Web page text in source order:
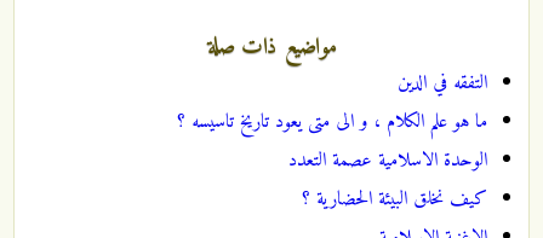
مواضيع ذات صلة
التفقه في الدين
ما هو علم الكلام ، و الى متى يعود تاريخ تاسيسه ؟
الوحدة الاسلامية عصمة التعدد
كيف نخلق البيئة الحضارية ؟